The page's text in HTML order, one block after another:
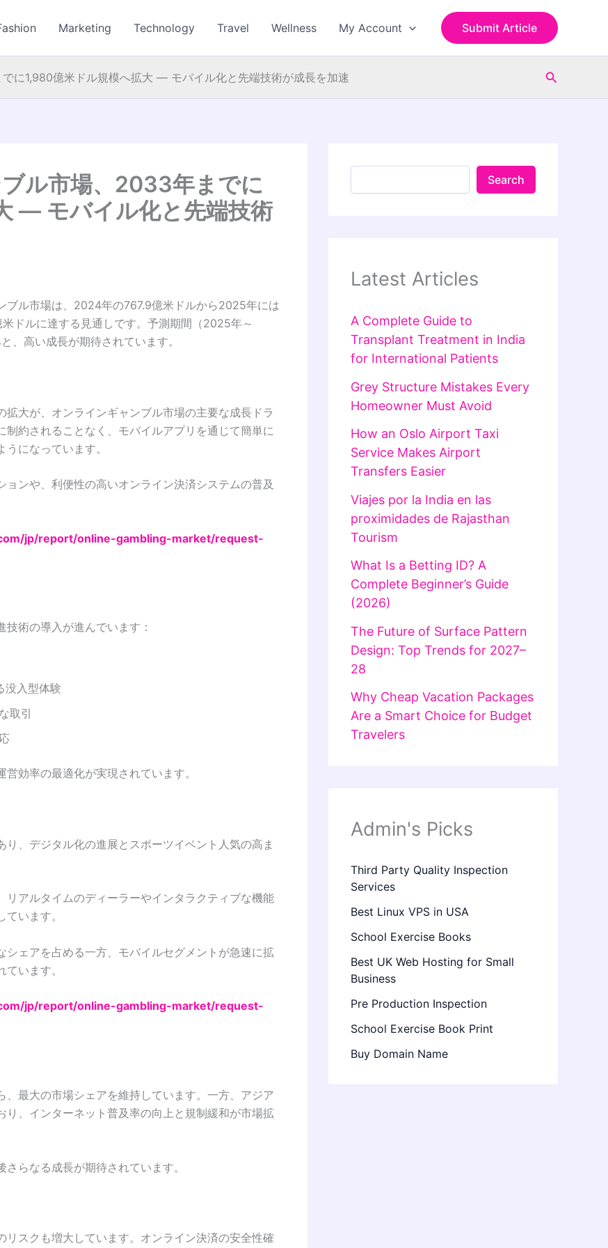
Marketing Technology Travel Wellness My Account Submit Article
に1,980億米ドル規模へ拡大 ― モバイル化と先端技術が成長を加速 Search
ル市場、2033年までに
― モバイル化と先端技術
ブル市場は、2024年の767.9億米ドルから2025年には
ドルに達する見通しです。予測期間（2025年～
、高い成長が期待されています。
大が、オンラインギャンブル市場の主要な成長ドラ
約されることなく、モバイルアプリを通じて簡単に
になっています。
ンや、利便性の高いオンライン決済システムの普及
jp/report/online-gambling-market/request-
術の導入が進んでいます：
没入型体験
取引
効率の最適化が実現されています。
、デジタル化の進展とスポーツイベント人気の高ま
アルタイムのディーラーやインタラクティブな機能
います。
ェアを占める一方、モバイルセグメントが急速に拡
います。
jp/report/online-gambling-market/request-
最大の市場シェアを維持しています。一方、アジア
、インターネット普及率の向上と規制緩和が市場拡
らなる成長が期待されています。
スクも増大しています。オンライン決済の安全性確
a
Search
Latest Articles
A Complete Guide to
Transplant Treatment in India
for International Patients
Grey Structure Mistakes Every
Homeowner Must Avoid
How an Oslo Airport Taxi
Service Makes Airport
Transfers Easier
Viajes por la India en las
proximidades de Rajasthan
Tourism
What Is a Betting ID? A
Complete Beginner’s Guide
(2026)
The Future of Surface Pattern
Design: Top Trends for 2027–
28
Why Cheap Vacation Packages
Are a Smart Choice for Budget
Travelers
Admin's Picks
Third Party Quality Inspection
Services
Best Linux VPS in USA
School Exercise Books
Best UK Web Hosting for Small
Business
Pre Production Inspection
School Exercise Book Print
Buy Domain Name